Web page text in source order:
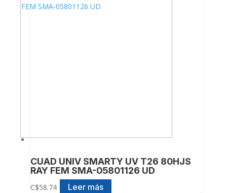
CUAD UNIV SMARTY UV T26 80HJS
RAY FEM SMA-05801126 UD
C$58.74 Leer más